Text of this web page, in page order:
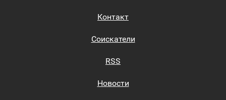
Контакт
Соискатели
RSS
Новости